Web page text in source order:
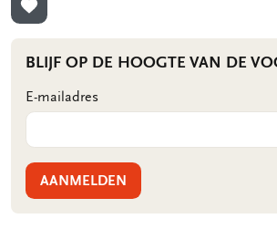
TOEVOEGEN AAN VERLANGLIJST
BLIJF OP DE HOOGTE VAN DE
E-mailadres
AANMELDEN